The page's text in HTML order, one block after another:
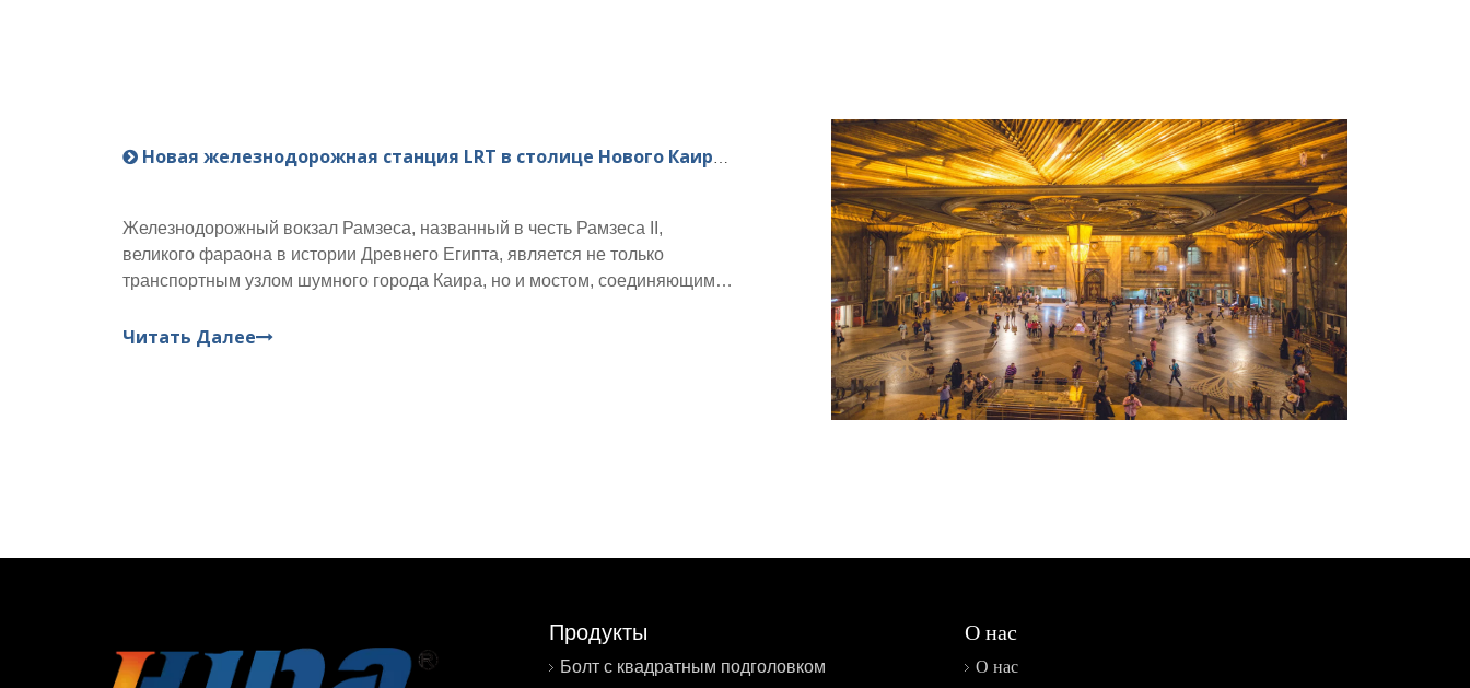
Новая железнодорожная станция LRT в столице Нового Каира (Египет)
Железнодорожный вокзал Рамзеса, названный в честь Рамзеса II,
великого фараона в истории Древнего Египта, является не только
транспортным узлом шумного города Каира, но и мостом, соединяющим
египетской столицы, он несет в себе мечты и дом.
Читать Далее
Продукты
Болт с квадратным подголовком
О нас
О нас